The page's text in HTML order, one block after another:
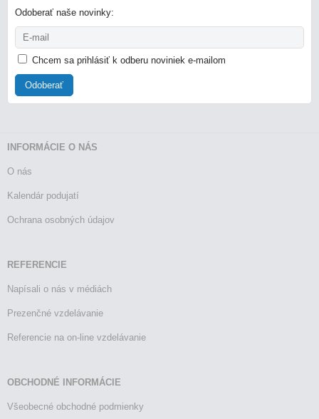
Odoberať naše novinky:
Chcem sa prihlásiť k odberu noviniek e-mailom
Odoberať
INFORMÁCIE O NÁS
O nás
Kalendár podujatí
Ochrana osobných údajov
REFERENCIE
Napísali o nás v médiách
Prezenčné vzdelávanie
Referencie na on-line vzdelávanie
OBCHODNÉ INFORMÁCIE
Všeobecné obchodné podmienky